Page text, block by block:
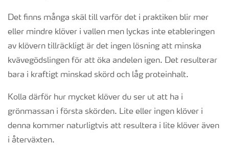
Det finns många skäl till varför det i praktiken blir mer
eller mindre klöver i vallen men lyckas inte etableringen
av klövern tillräckligt är det ingen lösning att minska
kvävegödslingen för att öka andelen igen. Det resulterar
bara i kraftigt minskad skörd och låg proteinhalt.
Kolla därför hur mycket klöver du ser ut att ha i
grönmassan i första skörden. Lite eller ingen klöver i
denna kommer naturligtvis att resultera i lite klöver även
i återväxten.